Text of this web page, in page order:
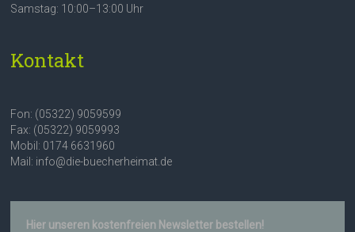
Samstag: 10:00–13:00 Uhr
Kontakt
Fon: (05322) 9059599
Fax: (05322) 9059993
Mobil: 0174 6631960
Mail: info@die-buecherheimat.de
Hier unseren kostenfreien Newsletter bestellen!